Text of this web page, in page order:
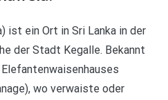
ist ein Ort in Sri Lanka in der
der Stadt Kegalle. Bekannt
wo verwaiste oder